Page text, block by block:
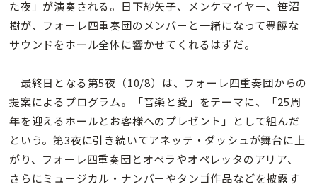
た夜」が演奏される。日下紗矢子、メンケマイヤー、笹沼
樹が、フォーレ四重奏団のメンバーと一緒になって豊饒な
サウンドをホール全体に響かせてくれるはずだ。
最終日となる第5夜（10/8）は、フォーレ四重奏団からの
提案によるプログラム。「音楽と愛」をテーマに、「25周
年を迎えるホールとお客様へのプレゼント」として組んだ
という。第3夜に引き続いてアネッテ・ダッシュが舞台に上
がり、フォーレ四重奏団とオペラやオペレッタのアリア、
さらにミュージカル・ナンバーやタンゴ作品などを披露す